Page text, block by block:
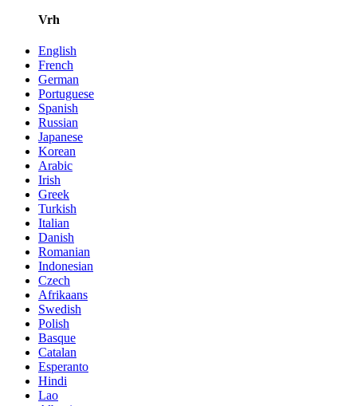
Vrh
English
French
German
Portuguese
Spanish
Russian
Japanese
Korean
Arabic
Irish
Greek
Turkish
Italian
Danish
Romanian
Indonesian
Czech
Afrikaans
Swedish
Polish
Basque
Catalan
Esperanto
Hindi
Lao